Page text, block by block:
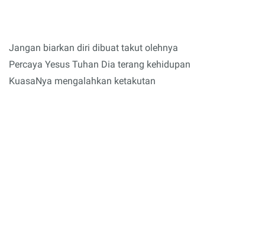
Jangan biarkan diri dibuat takut olehnya
Percaya Yesus Tuhan Dia terang kehidupan
KuasaNya mengalahkan ketakutan